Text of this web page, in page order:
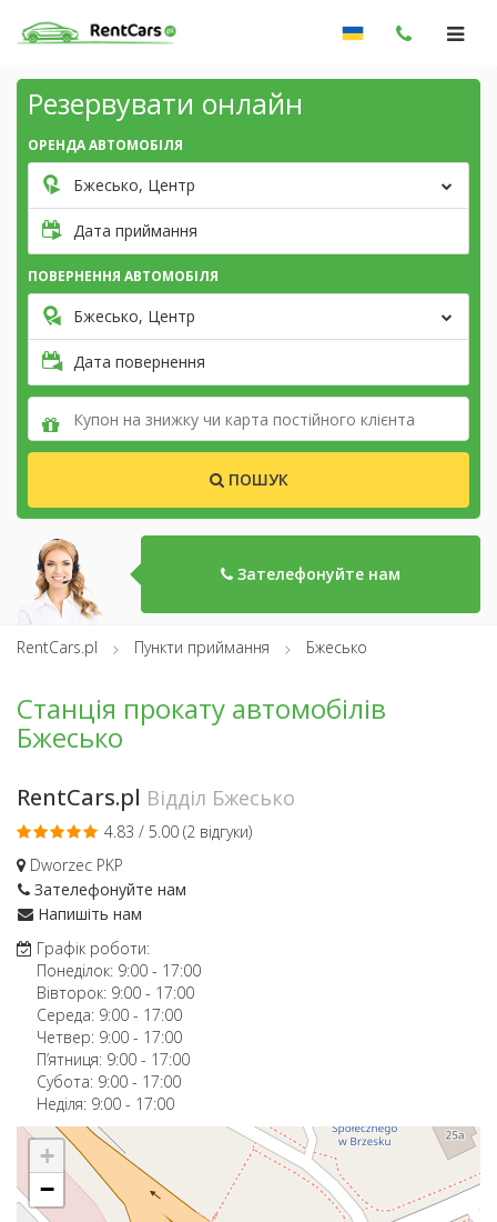
Резервувати онлайн
ОРЕНДА АВТОМОБІЛЯ
Бжесько, Центр
Дата приймання
ПОВЕРНЕННЯ АВТОМОБІЛЯ
Бжесько, Центр
Дата повернення
ПОШУК
Зателефонуйте нам
RentCars.pl Пункти приймання Бжесько
Станція прокату автомобілів
Бжесько
RentCars.pl Відділ Бжесько
4.83 / 5.00 (2 відгуки)
Dworzec PKP
Зателефонуйте нам
Напишіть нам
Графік роботи:
Понеділок: 9:00 - 17:00
Вівторок: 9:00 - 17:00
Середа: 9:00 - 17:00
Четвер: 9:00 - 17:00
П’ятниця: 9:00 - 17:00
Субота: 9:00 - 17:00
Неділя: 9:00 - 17:00
+
−